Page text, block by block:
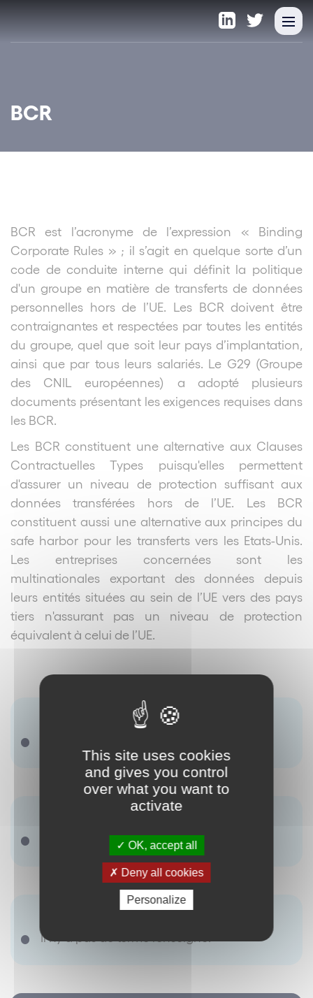
BCR
BCR est l’acronyme de l’expression « Binding
Corporate Rules » ; il s’agit en quelque sorte d’un
code de conduite interne qui définit la politique
d'un groupe en matière de transferts de données
personnelles hors de l’UE. Les BCR doivent être
contraignantes et respectées par toutes les entités
du groupe, quel que soit leur pays d’implantation,
ainsi que par tous leurs salariés. Le G29 (Groupe
des CNIL européennes) a adopté plusieurs
documents présentant les exigences requises dans
les BCR.
Les BCR constituent une alternative aux Clauses
Contractuelles Types puisqu'elles permettent
d'assurer un niveau de protection suffisant aux
données transférées hors de l’UE. Les BCR
constituent aussi une alternative aux principes du
safe harbor pour les transferts vers les Etats-Unis.
Les entreprises concernées sont les
multinationales exportant des données depuis
leurs entités situées au sein de l’UE vers des pays
tiers n'assurant pas un niveau de protection
équivalent à celui de l’UE.
Terme(s) associé(s) :
Il ny a pas de terme renseigné.
Antonyme(s) :
Il ny a pas de terme renseigné.
This site uses cookies
and gives you control
over what you want to
activate
OK, accept all
Deny all cookies
Personalize